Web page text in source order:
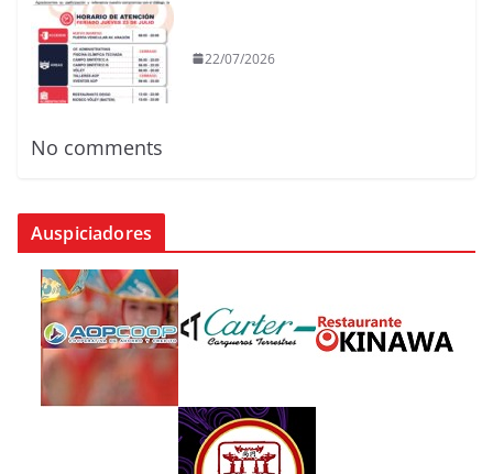
22/07/2026
No comments
Auspiciadores